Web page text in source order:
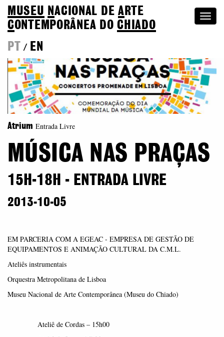
MUSEU NACIONAL DEA RTE
CONTEMPORÂNEA DOCHIADO
PT
/ EN
Atrium Entrada Livre
MÚSICA NAS PRAÇAS
15H-18H - ENTRADA LIVRE
2013-10-05
EM PARCERIA COM A EGEAC - EMPRESA DE GESTÃO DE
EQUIPAMENTOS E ANIMAÇÃO CULTURAL DA C.M.L.
Ateliês instrumentais
Orquestra Metropolitana de Lisboa
Museu Nacional de Arte Contemporânea (Museu do Chiado)
Ateliê de Cordas – 15h00